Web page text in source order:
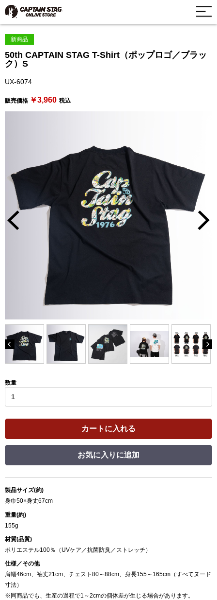
新商品
50th CAPTAIN STAG T-Shirt（ポップロゴ／ブラッ
ク）S
UX-6074
販売価格 ￥3,960 税込
数量
カートに入れる
お気に入りに追加
製品サイズ(約)
身巾50×身丈67cm
重量(約)
155g
材質(品質)
ポリエステル100％（UVケア／抗菌防臭／ストレッチ）
仕様／その他
肩幅46cm、袖丈21cm、チェスト80～88cm、身長155～165cm（すべてヌード
寸法）
※同商品でも、生産の過程で1～2cmの個体差が生じる場合があります。